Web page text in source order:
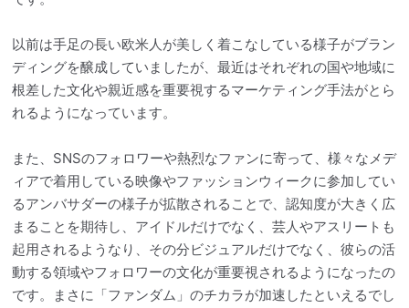
以前は手足の長い欧米人が美しく着こなしている様子がブラン
ディングを醸成していましたが、最近はそれぞれの国や地域に
根差した文化や親近感を重要視するマーケティング手法がとら
れるようになっています。
また、SNSのフォロワーや熱烈なファンに寄って、様々なメデ
ィアで着用している映像やファッションウィークに参加してい
るアンバサダーの様子が拡散されることで、認知度が大きく広
まることを期待し、アイドルだけでなく、芸人やアスリートも
起用されるようなり、その分ビジュアルだけでなく、彼らの活
動する領域やフォロワーの文化が重要視されるようになったの
です。まさに「ファンダム」のチカラが加速したといえるでし